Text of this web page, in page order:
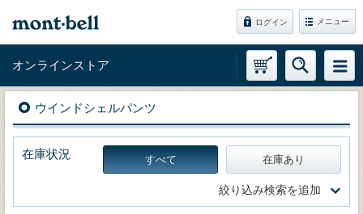
ログイン メニュー
オンラインストア
ウインドシェルパンツ
在庫状況 すべて 在庫あり
絞り込み検索を追加